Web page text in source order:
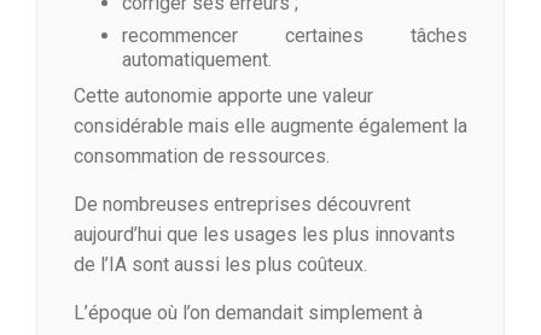
recommencer certaines tâches
automatiquement.
Cette autonomie apporte une valeur
considérable mais elle augmente également la
consommation de ressources.
De nombreuses entreprises découvrent
aujourd’hui que les usages les plus innovants
de l’IA sont aussi les plus coûteux.
L’époque où l’on demandait simplement à